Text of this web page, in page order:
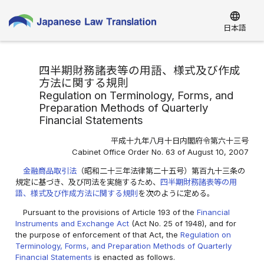
language
日本語
四半期財務諸表等の用語、様式及び作成
方法に関する規則
Regulation on Terminology, Forms, and
Preparation Methods of Quarterly
Financial Statements
平成十九年八月十日内閣府令第六十三号
Cabinet Office Order No. 63 of August 10, 2007
金融商品取引法 （昭和二十三年法律第二十五号）第百九十三条の
規定に基づき、及び同法を実施するため、四半期財務諸表等の用
語、様式及び作成方法に関する規則を次のように定める。
Pursuant to the provisions of Article 193 of theFinancial
Instruments and Exchange Act (Act No. 25 of 1948), and for
the purpose of enforcement of that Act, theRegulation on
Terminology, Forms, and Preparation Methods of Quarterly
Financial Statements is enacted as follows.